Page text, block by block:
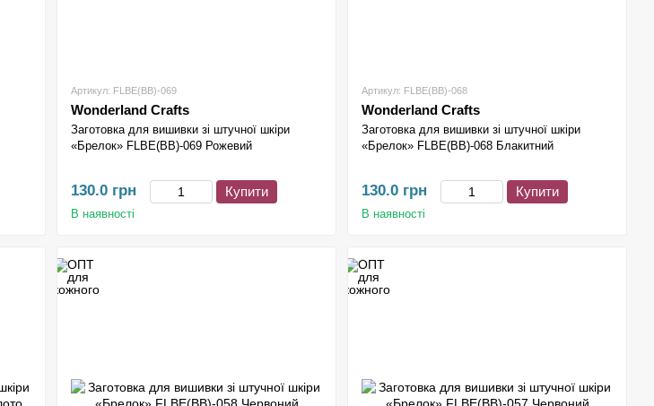
Артикул: FLBE(BB)-069
Wonderland Crafts
Заготовка для вишивки зі штучної шкіри
«Брелок» FLBE(BB)-069 Рожевий
130.0 грн Купити
В наявності
Артикул: FLBE(BB)-068
Wonderland Crafts
Заготовка для вишивки зі штучної шкіри
«Брелок» FLBE(BB)-068 Блакитний
130.0 грн Купити
В наявності